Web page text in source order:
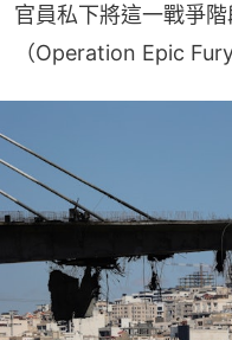
官員私下將這一戰爭階
（Operation Epic